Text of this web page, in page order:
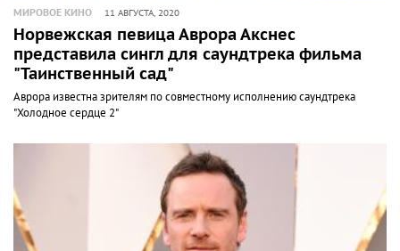
МИРОВОЕ КИНО 11 АВГУСТА, 2020
Норвежская певица Аврора Акснес
представила сингл для саундтрека фильма
"Таинственный сад"
Аврора известна зрителям по совместному исполнению саундтрека
"Холодное сердце 2"